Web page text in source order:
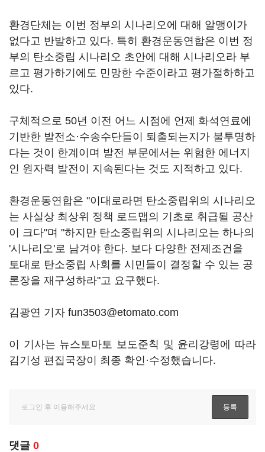
환경단체는 이번 정부의 시나리오에 대해 알맹이가
없다고 반발하고 있다. 특히 환경운동연합은 이번 정
부의 탄소중립 시나리오 초안에 대해 시나리오라 부
르고 평가하기에도 민망한 수준이라고 평가절하하고
있다.
구체적으로 50년 이전 어느 시점에 언제 화석연료에
기반한 발전소·수송수단들이 퇴출되는지가 불투명하
다는 것이 한계이며 발전 부문에서는 위험한 에너지
인 원자력 발전이 지속된다는 것도 지적하고 있다.
환경운동연합은 "이대로라면 탄소중립위의 시나리오
는 사실상 최상위 정책 로드맵의 기초로 취급될 공산
이 크다"며 "하지만 탄소중립위의 시나리오는 하나의
'시나리오'로 남겨야 한다. 보다 다양한 전제조건을
토대로 탄소중립 사회를 시민들이 결정할 수 있는 공
론장을 재구성하라"고 요구했다.
김광연 기자 fun3503@etomato.com
이 기사는 뉴스토마토 보도준칙 및 윤리강령에 따라
김기성 편집국장이 최종 확인·수정했습니다.
댓글 0